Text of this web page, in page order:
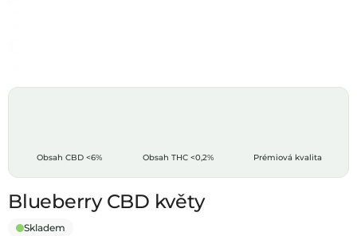
Obsah CBD <6% Obsah THC <0,2% Prémiová kvalita
Blueberry CBD květy
Skladem